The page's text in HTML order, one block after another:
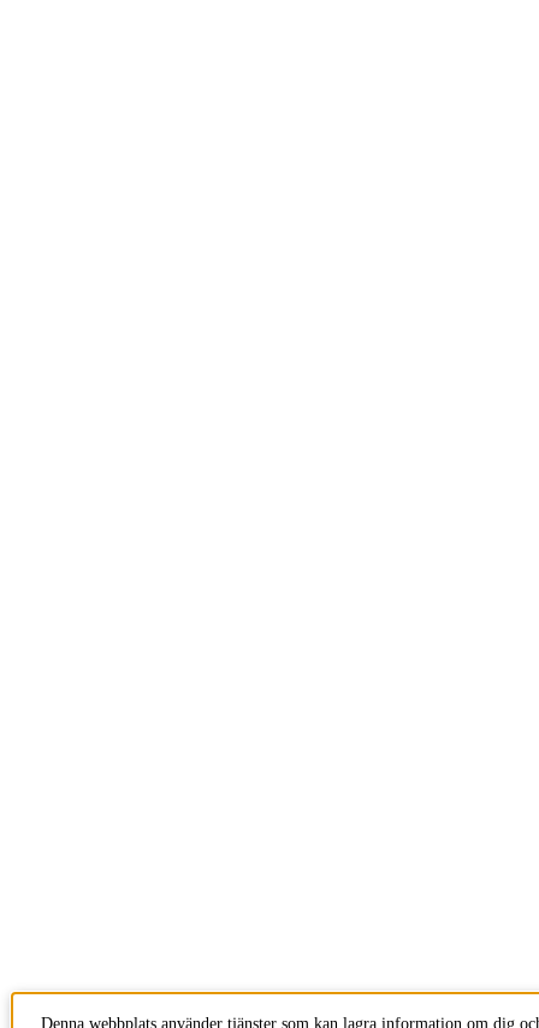
Denna webbplats använder tjänster som kan lagra information om dig